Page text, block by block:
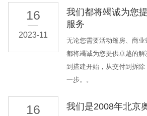
16
2023-11
我们都将竭诚为您
服务
无论您需要活动篷房、商
都将竭诚为您提供卓越的
到搭建开始，从交付到拆
一步。。
16 我们是2008年北京